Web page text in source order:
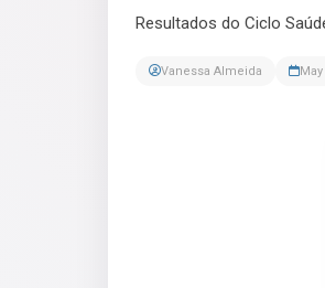
Resultados do Ciclo
Vanessa Almeida